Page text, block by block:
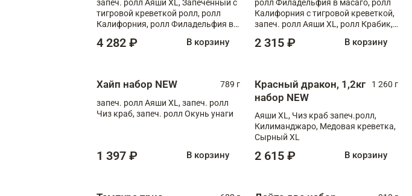
запеч. ролл Аяши XL, Запечённый с
тигровой креветкой ролл, ролл
Калифорния, ролл Филадельфия в
запеч. ролл Моцарелломания, ролл
4 282 ₽ В корзину
ролл Филадельфия в масаго, ролл
Калифорния с тигровой креветкой,
запеч. ролл Аяши XL, ролл Крабик,
2 315 ₽ В корзину
Хайп набор NEW
789 г
запеч. ролл Аяши XL, запеч. ролл
Чиз краб, запеч. ролл Окунь унаги
1 397 ₽ В корзину
Красный дракон, 1,2кг
набор NEW
1 260 г
Аяши XL, Чиз краб запеч.ролл,
Килиманджаро, Медовая креветка,
Сырный XL
2 615 ₽ В корзину